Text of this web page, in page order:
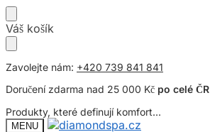
Přeskočit
na
Přeskočit
na
Váš košík
Zavolejte nám: +420 739 841 841
Doručení zdarma nad 25 000 Kč po celé ČR
Produkty, které definují komfort...
MENU